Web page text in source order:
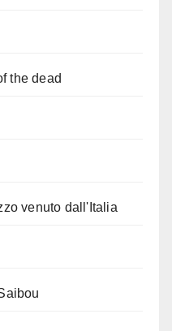
the dead
venuto dall'Italia